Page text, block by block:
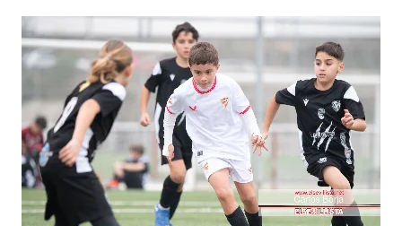
Vargas y Sow se incorporan al grupo en la sesión
del martes
Odysseas Vlachodimos: “El objetivo es mejorar la
temporada pasada”
El Sevilla FC empieza a inscribir a los nuevos
fichajes
Opinión | "Carta abierta a Alberto Flores" por Rafa
García